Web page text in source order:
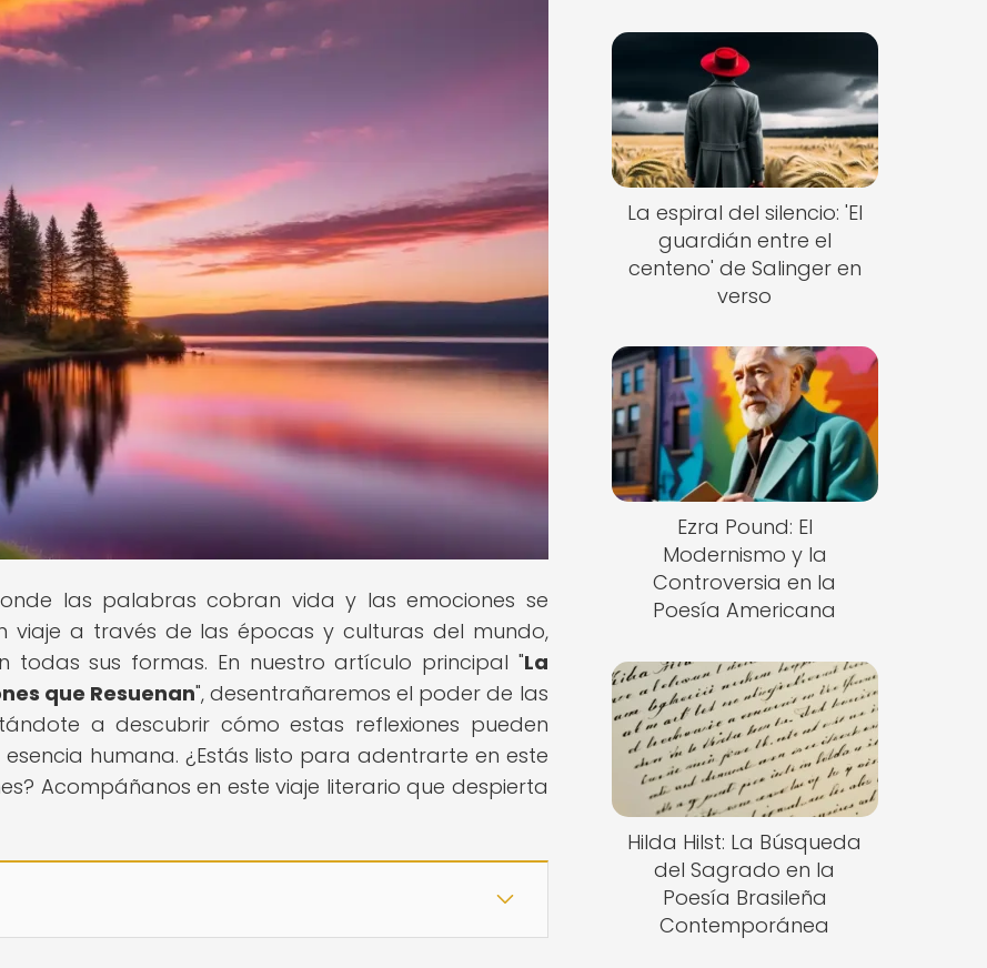
las palabras cobran vida y las emociones se
viaje a través de las épocas y culturas del mundo,
sus formas. En nuestro artículo principal "La
que Resuenan", desentrañaremos el poder de las
a descubrir cómo estas reflexiones pueden
humana. ¿Estás listo para adentrarte en este
Acompáñanos en este viaje literario que despierta
La espiral del silencio: 'El
guardián entre el
centeno' de Salinger en
verso
Ezra Pound: El
Modernismo y la
Controversia en la
Poesía Americana
Hilda Hilst: La Búsqueda
del Sagrado en la
Poesía Brasileña
Contemporánea